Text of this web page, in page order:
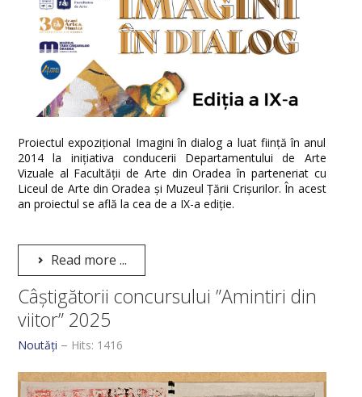
Proiectul expozițional Imagini în dialog a luat ființă în anul
2014 la inițiativa conducerii Departamentului de Arte
Vizuale al Facultății de Arte din Oradea în parteneriat cu
Liceul de Arte din Oradea și Muzeul Țării Crișurilor. În acest
an proiectul se află la cea de a IX-a ediție.
Read more ...
Câștigătorii concursului ”Amintiri din
viitor” 2025
Noutăți Hits: 1416